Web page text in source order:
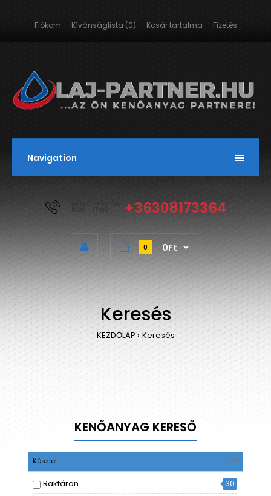
Fiókom Kívánságlista (0) Kosár tartalma Fizetés
Navigation
HÉTFŐ - PÉNTEK
8:00 - 17:00 +36308173364
0 0Ft
Keresés
KEZDŐLAP Keresés
KENŐANYAG KERESŐ
Készlet
Raktáron
30